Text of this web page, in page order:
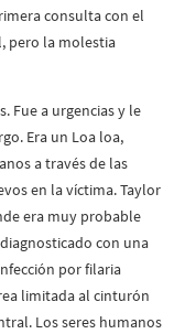
consulta con el
pero la molestia
Fue a urgencias y le
Era un Loa loa,
a través de las
en la víctima. Taylor
era muy probable
con una
por filaria
limitada al cinturón
Los seres humanos